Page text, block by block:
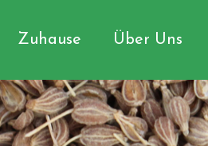
Zuhause Über Uns